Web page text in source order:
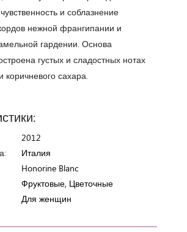
и соблазнение
нежной франгипании и
гардении. Основа
густых и сладостных нотах
коричневого сахара.
2012
Италия
Honorine Blanc
Фруктовые, Цветочные
Для женщин